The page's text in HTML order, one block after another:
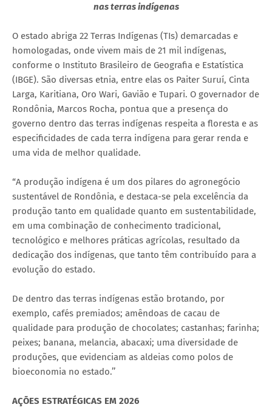
nas terras indígenas
O estado abriga 22 Terras Indígenas (TIs) demarcadas e
homologadas, onde vivem mais de 21 mil indígenas,
conforme o Instituto Brasileiro de Geografia e Estatística
(IBGE). São diversas etnia, entre elas os Paiter Suruí, Cinta
Larga, Karitiana, Oro Wari, Gavião e Tupari. O governador de
Rondônia, Marcos Rocha, pontua que a presença do
governo dentro das terras indígenas respeita a floresta e as
especificidades de cada terra indígena para gerar renda e
uma vida de melhor qualidade.
“A produção indígena é um dos pilares do agronegócio
sustentável de Rondônia, e destaca-se pela excelência da
produção tanto em qualidade quanto em sustentabilidade,
em uma combinação de conhecimento tradicional,
tecnológico e melhores práticas agrícolas, resultado da
dedicação dos indígenas, que tanto têm contribuído para a
evolução do estado.
De dentro das terras indígenas estão brotando, por
exemplo, cafés premiados; amêndoas de cacau de
qualidade para produção de chocolates; castanhas; farinha;
peixes; banana, melancia, abacaxi; uma diversidade de
produções, que evidenciam as aldeias como polos de
bioeconomia no estado.’’
AÇÕES ESTRATÉGICAS EM 2026